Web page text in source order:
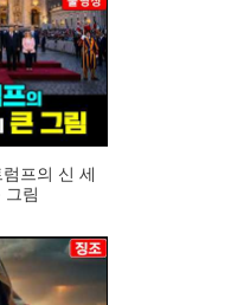
프의 신 세
림